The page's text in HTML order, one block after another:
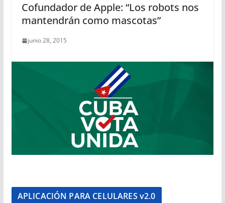
Cofundador de Apple: “Los robots nos
mantendrán como mascotas”
junio 28, 2015
APLICACIÓN PARA CELULARES v2.0